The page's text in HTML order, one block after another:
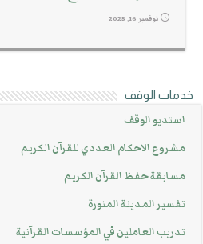
نوفمبر 16, 2025
خدمات الوقف
استديو الوقف
مشروع الاحكام العددي للقرآن الكريم
مسابقة حفظ القرآن الكريم
تفسير المدينة المنورة
تدريب العاملين في المؤسسات القرآنية